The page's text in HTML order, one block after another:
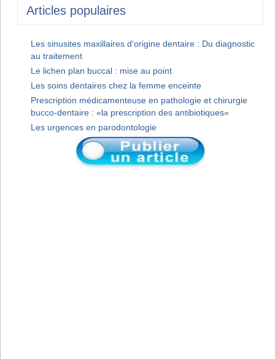
Articles populaires
Les sinusites maxillaires d'origine dentaire : Du diagnostic
au traitement
Le lichen plan buccal : mise au point
Les soins dentaires chez la femme enceinte
Prescription médicamenteuse en pathologie et chirurgie
bucco-dentaire : «la prescription des antibiotiques»
Les urgences en parodontologie